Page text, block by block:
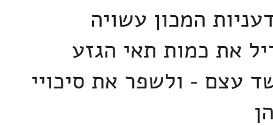
המכון עשויה
את כמות תאי הגזע
עצם - ולשפר את סיכויי